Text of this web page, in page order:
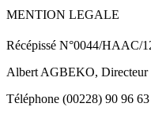
MENTION LEGALE
Récépissé N°0044/HAAC/
Albert AGBEKO, Directeur
Téléphone (00228) 90 96